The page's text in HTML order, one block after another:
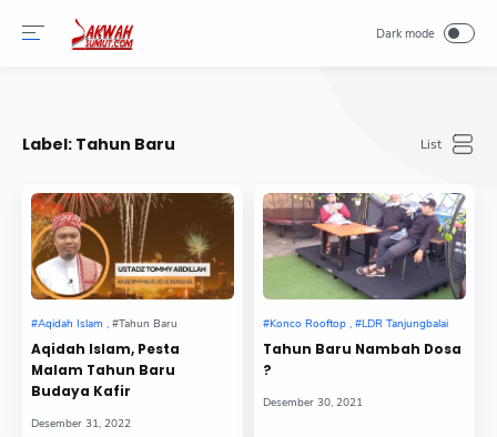
Label: Tahun Baru
Aqidah Islam, Pesta
Malam Tahun Baru
Budaya Kafir
Tahun Baru Nambah Dosa
?